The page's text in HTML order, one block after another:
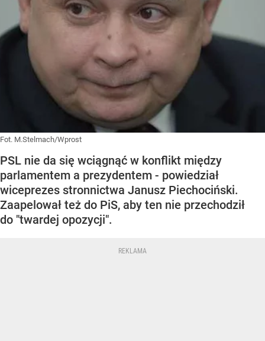
Fot. M.Stelmach/Wprost
PSL nie da się wciągnąć w konflikt między
parlamentem a prezydentem - powiedział
wiceprezes stronnictwa Janusz Piechociński.
Zaapelował też do PiS, aby ten nie przechodził
do "twardej opozycji".